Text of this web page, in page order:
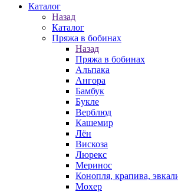
Каталог
Назад
Каталог
Пряжа в бобинах
Назад
Пряжа в бобинах
Альпака
Ангора
Бамбук
Букле
Верблюд
Кашемир
Лён
Вискоза
Люрекс
Меринос
Конопля, крапива,
Мохер